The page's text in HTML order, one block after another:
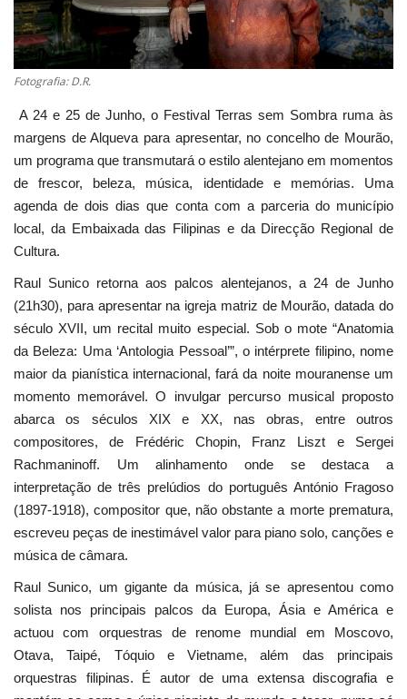
Ficha técnica
Cultura
Ambiente
Fotografia: D.R.
A 24 e 25 de Junho, o Festival Terras sem Sombra ruma às
margens de Alqueva para apresentar, no concelho de Mourão,
um programa que transmutará o estilo alentejano em momentos
de frescor, beleza, música, identidade e memórias. Uma
agenda de dois dias que conta com a parceria do município
local, da Embaixada das Filipinas e da Direcção Regional de
Cultura.
Raul Sunico retorna aos palcos alentejanos, a 24 de Junho
(21h30), para apresentar na igreja matriz de Mourão, datada do
século XVII, um recital muito especial. Sob o mote “Anatomia
da Beleza: Uma ‘Antologia Pessoal’”, o intérprete filipino, nome
maior da pianística internacional, fará da noite mouranense um
momento memorável. O invulgar percurso musical proposto
abarca os séculos XIX e XX, nas obras, entre outros
compositores, de Frédéric Chopin, Franz Liszt e Sergei
Rachmaninoff. Um alinhamento onde se destaca a
interpretação de três prelúdios do português António Fragoso
(1897-1918), compositor que, não obstante a morte prematura,
escreveu peças de inestimável valor para piano solo, canções e
música de câmara.
Raul Sunico, um gigante da música, já se apresentou como
solista nos principais palcos da Europa, Ásia e América e
actuou com orquestras de renome mundial em Moscovo,
Otava, Taipé, Tóquio e Vietname, além das principais
orquestras filipinas. É autor de uma extensa discografia e